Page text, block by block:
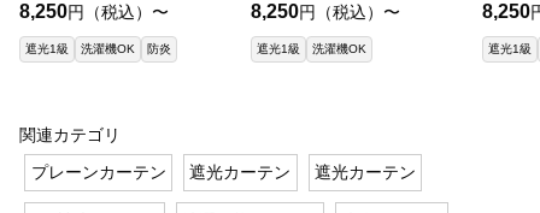
8,250円（税込）〜
遮光1級 洗濯機OK 防炎
8,250円（税込）〜
遮光1級 洗濯機OK
8,250
遮光1級
関連カテゴリ
プレーンカーテン
遮光カーテン 遮光カーテン